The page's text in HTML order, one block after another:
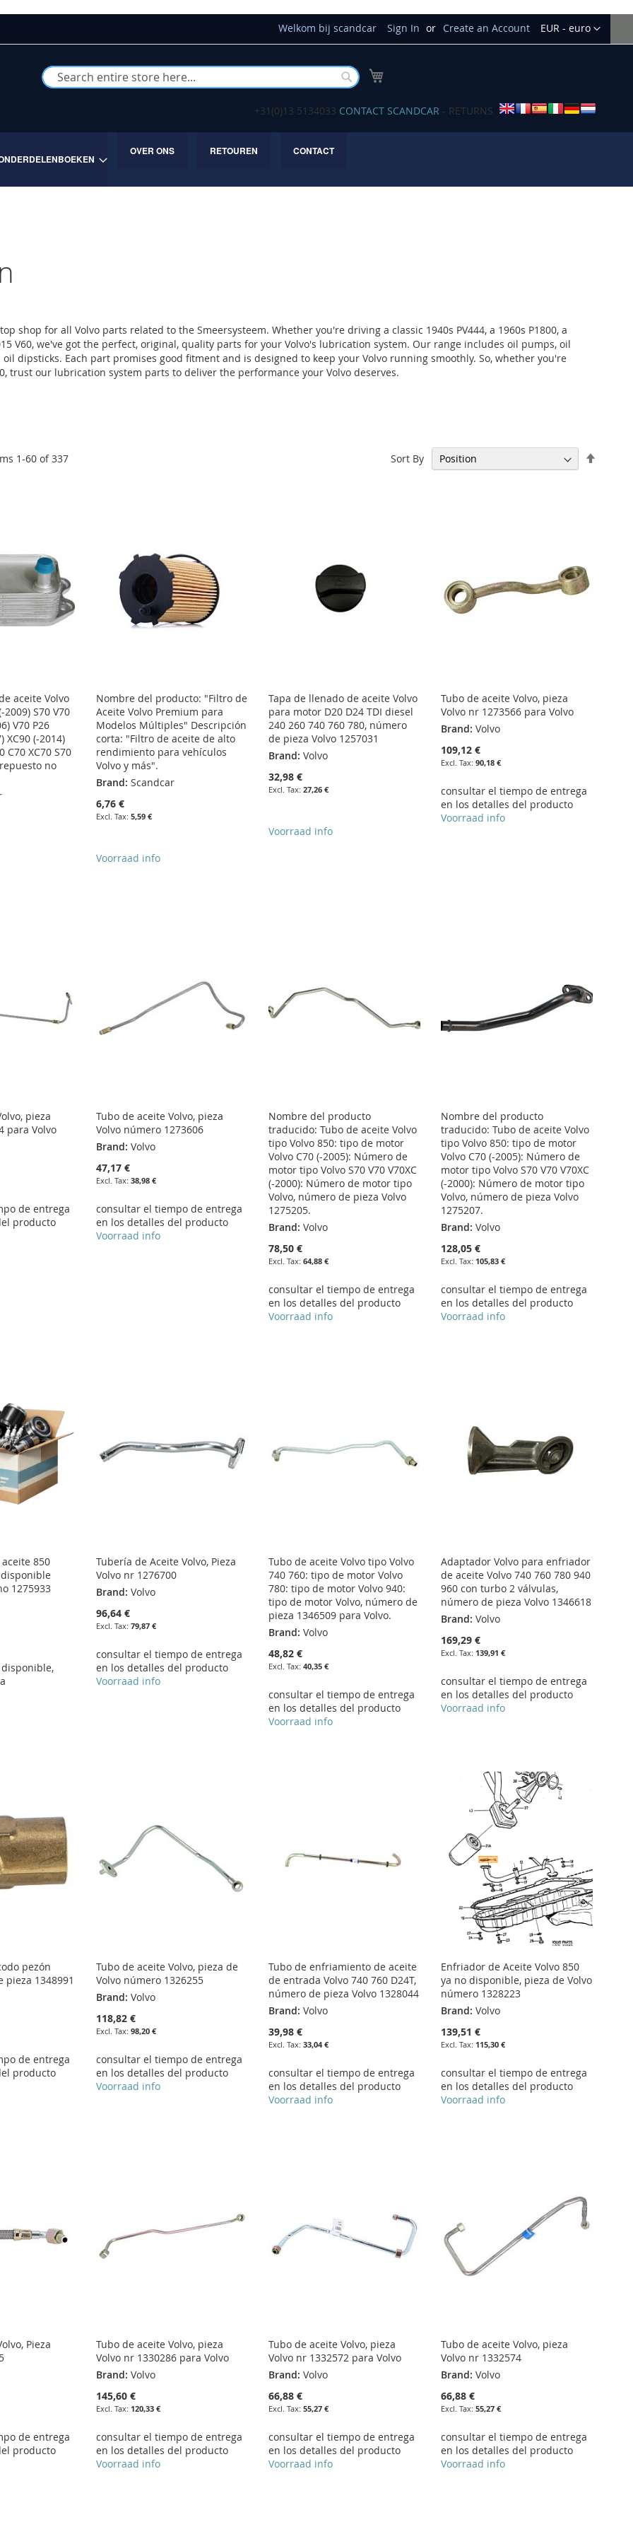
Currency
EUR - euro
Welkom bij scandcar Sign In Create an Account
Buscar
+31(0)13 5134033 CONTACT SCANDCAR - RETURNS
OVER ONS RETOUREN CONTACT
shop for all Volvo parts related to the Smeersysteem. Whether you're driving a classic 1940s PV444, a 1960s P1800, a
V60, we've got the perfect, original, quality parts for your Volvo's lubrication system. Our range includes oil pumps, oil
dipsticks. Each part promises good fitment and is designed to keep your Volvo running smoothly. So, whether you're
trust our lubrication system parts to deliver the performance your Volvo deserves.
1-60 of337 Sort By
aceite Volvo
2009) S70 V70
V70 P26
XC90 (-2014)
C70 XC70 S70
no
Nombre del producto: "Filtro de
Aceite Volvo Premium para
Modelos Múltiples" Descripción
corta: "Filtro de aceite de alto
rendimiento para vehículos
Volvo y más".
Brand: Scandcar
6,76 €
5,59 €
Voorraad info
Tapa de llenado de aceite Volvo
para motor D20 D24 TDI diesel
240 260 740 760 780, número
de pieza Volvo 1257031
Brand: Volvo
32,98 €
27,26 €
Voorraad info
Tubo de aceite Volvo, pieza
Volvo nr 1273566 para Volvo
Brand: Volvo
109,12 €
90,18 €
consultar el tiempo de entrega
en los detalles del producto
Voorraad info
pieza
para Volvo
de entrega
producto
Tubo de aceite Volvo, pieza
Volvo número 1273606
Brand: Volvo
47,17 €
38,98 €
consultar el tiempo de entrega
en los detalles del producto
Voorraad info
Nombre del producto
traducido: Tubo de aceite Volvo
tipo Volvo 850: tipo de motor
Volvo C70 (-2005): Número de
motor tipo Volvo S70 V70 V70XC
(-2000): Número de motor tipo
Volvo, número de pieza Volvo
1275205.
Brand: Volvo
78,50 €
64,88 €
consultar el tiempo de entrega
en los detalles del producto
Voorraad info
Nombre del producto
traducido: Tubo de aceite Volvo
tipo Volvo 850: tipo de motor
Volvo C70 (-2005): Número de
motor tipo Volvo S70 V70 V70XC
(-2000): Número de motor tipo
Volvo, número de pieza Volvo
1275207.
Brand: Volvo
128,05 €
105,83 €
consultar el tiempo de entrega
en los detalles del producto
Voorraad info
850
1275933
Tubería de Aceite Volvo, Pieza
Volvo nr 1276700
Brand: Volvo
96,64 €
79,87 €
consultar el tiempo de entrega
en los detalles del producto
Voorraad info
Tubo de aceite Volvo tipo Volvo
740 760: tipo de motor Volvo
780: tipo de motor Volvo 940:
tipo de motor Volvo, número de
pieza 1346509 para Volvo.
Brand: Volvo
48,82 €
40,35 €
consultar el tiempo de entrega
en los detalles del producto
Voorraad info
Adaptador Volvo para enfriador
de aceite Volvo 740 760 780 940
960 con turbo 2 válvulas,
número de pieza Volvo 1346618
Brand: Volvo
169,29 €
139,91 €
consultar el tiempo de entrega
en los detalles del producto
Voorraad info
pezón
pieza 1348991
de entrega
producto
Tubo de aceite Volvo, pieza de
Volvo número 1326255
Brand: Volvo
118,82 €
98,20 €
consultar el tiempo de entrega
en los detalles del producto
Voorraad info
Tubo de enfriamiento de aceite
de entrada Volvo 740 760 D24T,
número de pieza Volvo 1328044
Brand: Volvo
39,98 €
33,04 €
consultar el tiempo de entrega
en los detalles del producto
Voorraad info
Enfriador de Aceite Volvo 850
ya no disponible, pieza de Volvo
número 1328223
Brand: Volvo
139,51 €
115,30 €
consultar el tiempo de entrega
en los detalles del producto
Voorraad info
Pieza
de entrega
producto
Tubo de aceite Volvo, pieza
Volvo nr 1330286 para Volvo
Brand: Volvo
145,60 €
120,33 €
consultar el tiempo de entrega
en los detalles del producto
Voorraad info
Tubo de aceite Volvo, pieza
Volvo nr 1332572 para Volvo
Brand: Volvo
66,88 €
55,27 €
consultar el tiempo de entrega
en los detalles del producto
Voorraad info
Tubo de aceite Volvo, pieza
Volvo nr 1332574
Brand: Volvo
66,88 €
55,27 €
consultar el tiempo de entrega
en los detalles del producto
Voorraad info